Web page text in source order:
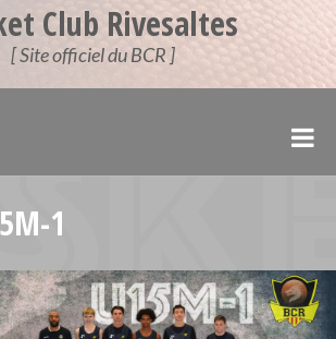
Club Rivesaltes
[ Site officiel du BCR ]
1